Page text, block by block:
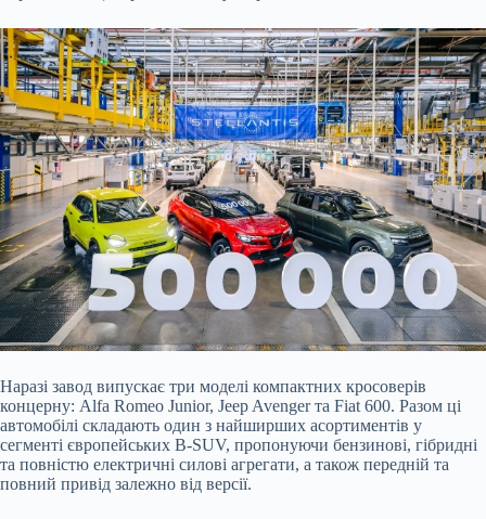
Наразі завод випускає три моделі компактних кросоверів
концерну: Alfa Romeo Junior, Jeep Avenger та Fiat 600. Разом ці
автомобілі складають один з найширших асортиментів у
сегменті європейських B-SUV, пропонуючи бензинові, гібридні
та повністю електричні силові агрегати, а також передній та
повний привід залежно від версії.